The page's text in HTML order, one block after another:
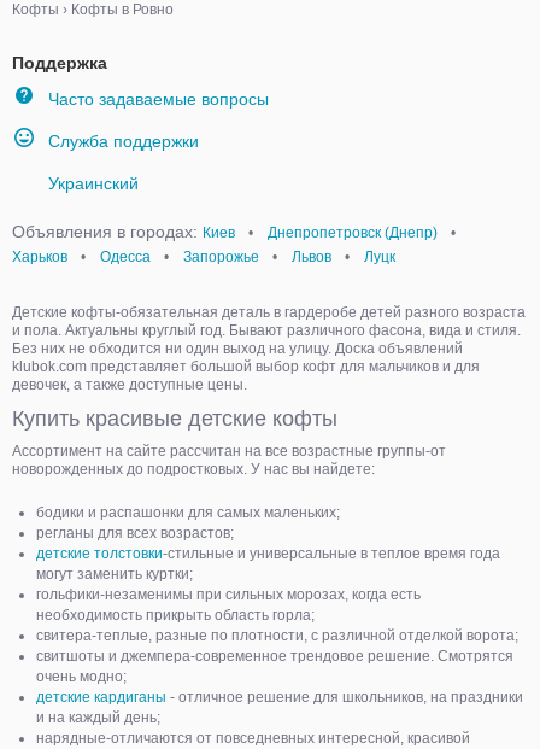
Кофты › Кофты в Ровно
Поддержка
Часто задаваемые вопросы
Служба поддержки
Украинский
Объявления в городах: Киев • Днепропетровск (Днепр)
•
Харьков
• Одесса • Запорожье • Львов • Луцк
Детские кофты-обязательная деталь в гардеробе детей разного возраста
и пола. Актуальны круглый год. Бывают различного фасона, вида и стиля.
Без них не обходится ни один выход на улицу. Доска объявлений
klubok.com представляет большой выбор кофт для мальчиков и для
девочек, а также доступные цены.
Купить красивые детские кофты
Ассортимент на сайте рассчитан на все возрастные группы-от
новорожденных до подростковых. У нас вы найдете:
бодики и распашонки для самых маленьких;
регланы для всех возрастов;
детские толстовки-стильные и универсальные в теплое время года
могут заменить куртки;
гольфики-незаменимы при сильных морозах, когда есть
необходимость прикрыть область горла;
свитера-теплые, разные по плотности, с различной отделкой ворота;
свитшоты и джемпера-современное трендовое решение. Смотрятся
очень модно;
детские кардиганы - отличное решение для школьников, на праздники
и на каждый день;
нарядные-отличаются от повседневных интересной, красивой